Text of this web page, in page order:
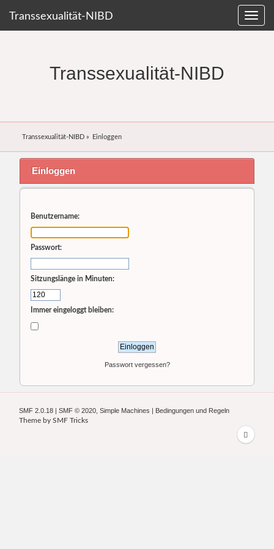
Transsexualität-NIBD
Transsexualität-NIBD
Transsexualität-NIBD» Einloggen
Einloggen
Benutzername:
Passwort:
Sitzungslänge in Minuten:
Immer eingeloggt bleiben:
Passwort vergessen?
SMF 2.0.18 |SMF © 2020 ,Simple Machines | Bedingungen und Regeln
Theme bySMF Tricks